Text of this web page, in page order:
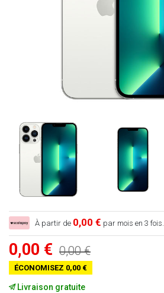
À partir de 0,00 € par mois en 3 fois.
0,00 € 0,00 €
ÉCONOMISEZ 0,00 €
Livraison gratuite